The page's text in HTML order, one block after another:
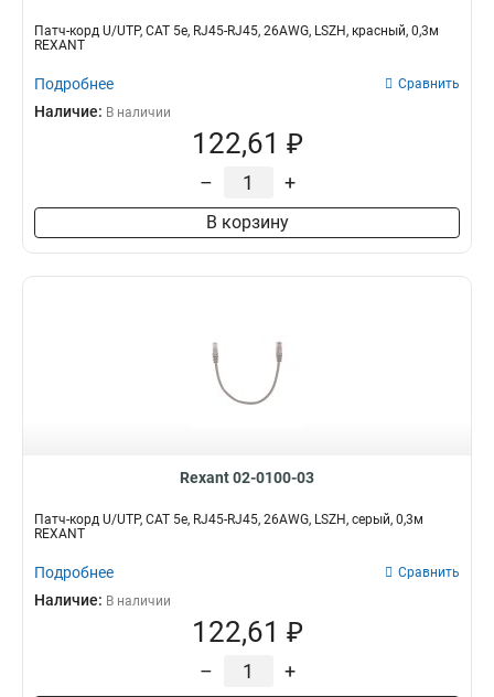
Патч-корд U/UTP, CAT 5e, RJ45-RJ45, 26AWG, LSZH, красный, 0,3м
REXANT
Подробнее Сравнить
Наличие: В наличии
122,61 ₽
– +
В корзину
Rexant 02-0100-03
Патч-корд U/UTP, CAT 5e, RJ45-RJ45, 26AWG, LSZH, серый, 0,3м
REXANT
Подробнее Сравнить
Наличие: В наличии
122,61 ₽
– +